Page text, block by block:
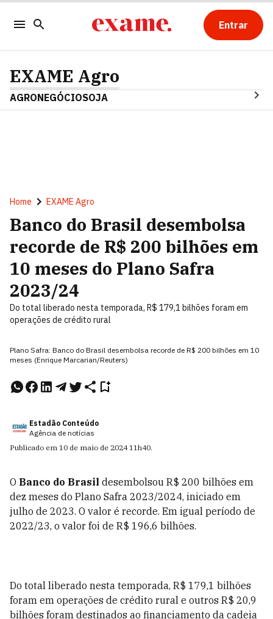
Entrar
EXAME Agro
AGRONEGÓCIOSOJA
Home EXAME Agro
Banco do Brasil desembolsa
recorde de R$ 200 bilhões em
10 meses do Plano Safra
2023/24
Do total liberado nesta temporada, R$ 179,1 bilhões foram em
operações de crédito rural
Plano Safra: Banco do Brasil desembolsa recorde de R$ 200 bilhões em 10
meses (Enrique Marcarian/Reuters)
Estadão Conteúdo
Agência de notícias
Publicado em 10 de maio de 2024 11h40.
O Banco do Brasil desembolsou R$ 200 bilhões em
dez meses do Plano Safra 2023/2024, iniciado em
julho de 2023. O valor é recorde. Em igual período de
2022/23, o valor foi de R$ 196,6 bilhões.
Do total liberado nesta temporada, R$ 179,1 bilhões
foram em operações de crédito rural e outros R$ 20,9
bilhões foram destinados ao financiamento da cadeia